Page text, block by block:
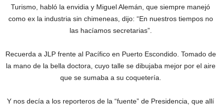
Turismo, habló la envidia y Miguel Alemán, que siempre manejó
como ex la industria sin chimeneas, dijo: “En nuestros tiempos no
las hacíamos secretarias”.
Recuerda a JLP frente al Pacífico en Puerto Escondido. Tomado de
la mano de la bella doctora, cuyo talle se dibujaba mejor por el aire
que se sumaba a su coquetería.
Y nos decía a los reporteros de la “fuente” de Presidencia, que allí